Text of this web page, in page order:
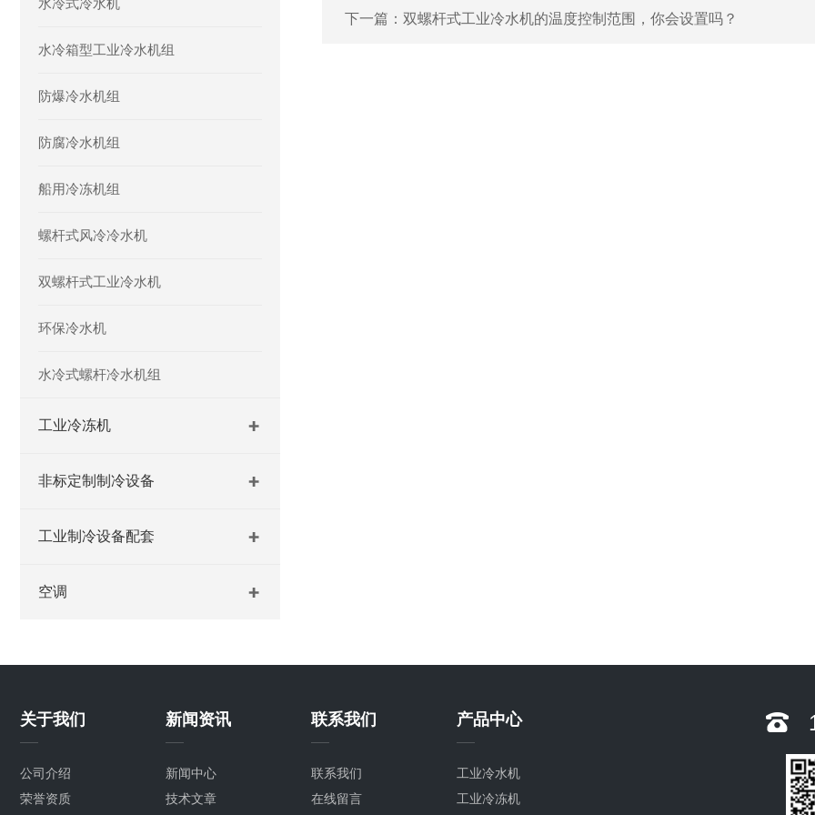
水冷式冷水机
水冷箱型工业冷水机组
防爆冷水机组
防腐冷水机组
船用冷冻机组
螺杆式风冷冷水机
双螺杆式工业冷水机
环保冷水机
水冷式螺杆冷水机组
工业冷冻机
非标定制制冷设备
工业制冷设备配套
空调
下一篇： 双螺杆式工业冷水机的温度控制范围，你会设置吗？
关于我们
公司介绍
荣誉资质
新闻资讯
新闻中心
技术文章
联系我们
联系我们
在线留言
产品中心
工业冷水机
工业冷冻机